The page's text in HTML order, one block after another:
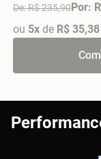
De: R$ 235,90Por:
ou 5x de R$ 35,38